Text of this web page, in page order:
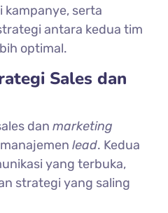
kampanye, serta
antara kedua tim
optimal.
Sales dan
danmarketing
lead. Kedua
yang terbuka,
strategi yang saling